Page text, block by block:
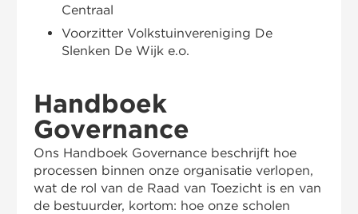
Centraal
Voorzitter Volkstuinvereniging De
Slenken De Wijk e.o.
Handboek
Governance
Ons Handboek Governance beschrijft hoe
processen binnen onze organisatie verlopen,
wat de rol van de Raad van Toezicht is en van
de bestuurder, kortom: hoe onze scholen